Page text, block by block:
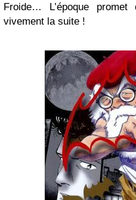
Froide… L’époque promet
vivement la suite !